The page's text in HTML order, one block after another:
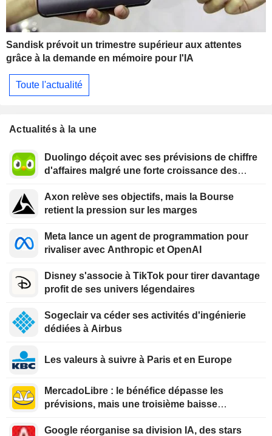
Sandisk prévoit un trimestre supérieur aux attentes
grâce à la demande en mémoire pour l'IA
Toute l'actualité
Actualités à la une
Duolingo déçoit avec ses prévisions de chiffre
d'affaires malgré une forte croissance des
Axon relève ses objectifs, mais la Bourse
retient la pression sur les marges
Meta lance un agent de programmation pour
rivaliser avec Anthropic et OpenAI
Disney s'associe à TikTok pour tirer davantage
profit de ses univers légendaires
Sogeclair va céder ses activités d'ingénierie
dédiées à Airbus
Les valeurs à suivre à Paris et en Europe
MercadoLibre : le bénéfice dépasse les
prévisions, mais une troisième baisse
Google réorganise sa division IA, des stars